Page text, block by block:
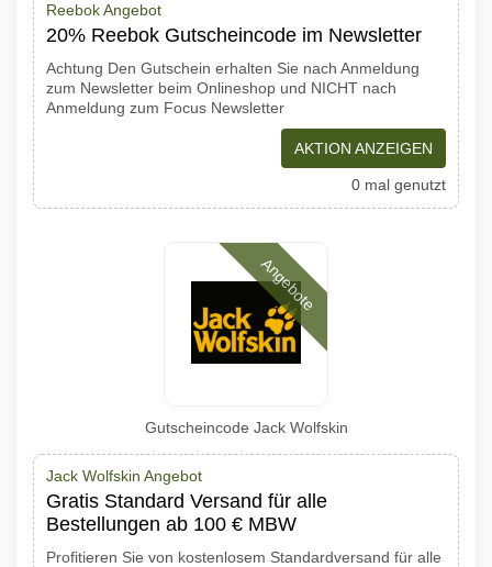
Reebok Angebot
20% Reebok Gutscheincode im Newsletter
Achtung Den Gutschein erhalten Sie nach Anmeldung
zum Newsletter beim Onlineshop und NICHT nach
Anmeldung zum Focus Newsletter
AKTION ANZEIGEN
0 mal genutzt
Angebote
Gutscheincode Jack Wolfskin
Jack Wolfskin Angebot
Gratis Standard Versand für alle
Bestellungen ab 100 € MBW
Profitieren Sie von kostenlosem Standardversand für alle